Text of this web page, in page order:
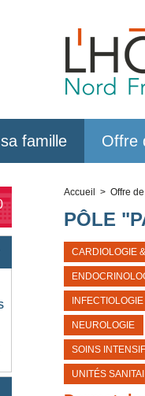
famille Offre
Accueil > Offre
PÔLE
CARDIOLOGIE
INFECTIOLOGIE
NEUROLOGIE
SOINS
UNITÉS